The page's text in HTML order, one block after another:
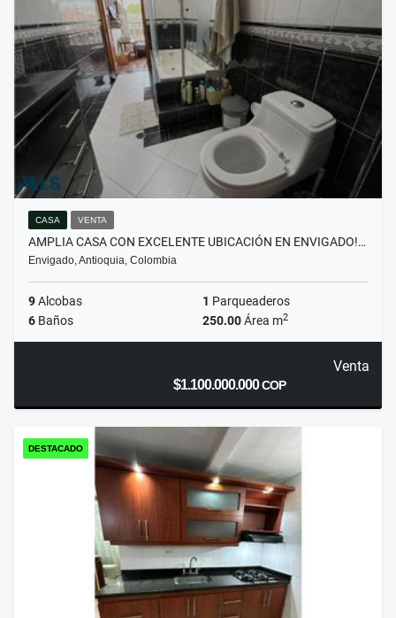
CASA VENTA
AMPLIA CASA CON EXCELENTE UBICACIÓN EN ENVIGADO!…
Envigado, Antioquia, Colombia
9Alcobas 1 Parqueaderos
6 Baños 250.00Área m2
Venta
$1.100.000.000COP
DESTACADO